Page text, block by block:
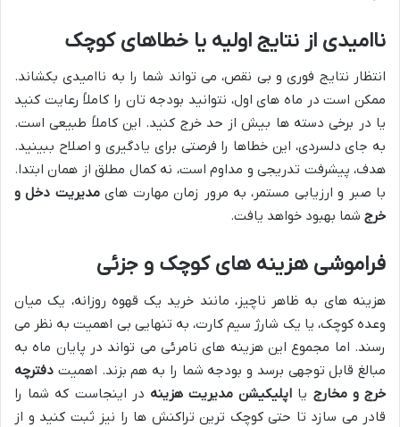
ناامیدی از نتایج اولیه یا خطاهای کوچک
انتظار نتایج فوری و بی نقص، می تواند شما را به ناامیدی بکشاند.
ممکن است در ماه های اول، نتوانید بودجه تان را کاملاً رعایت کنید
یا در برخی دسته ها بیش از حد خرج کنید. این کاملاً طبیعی است.
به جای دلسردی، این خطاها را فرصتی برای یادگیری و اصلاح ببینید.
هدف، پیشرفت تدریجی و مداوم است، نه کمال مطلق از همان ابتدا.
با صبر و ارزیابی مستمر، به مرور زمان مهارت هایمدیریت دخل و
خرج شما بهبود خواهد یافت.
فراموشی هزینه های کوچک و جزئی
هزینه های به ظاهر ناچیز، مانند خرید یک قهوه روزانه، یک میان
وعده کوچک، یا یک شارژ سیم کارت، به تنهایی بی اهمیت به نظر می
رسند. اما مجموع این هزینه های نامرئی می تواند در پایان ماه به
مبالغ قابل توجهی برسد و بودجه شما را به هم بزند. اهمیت دفترچه
خرج و مخارج یا اپلیکیشن مدیریت هزینه در اینجاست که شما را
قادر می سازد تا حتی کوچک ترین تراکنش ها را نیز ثبت کنید و از